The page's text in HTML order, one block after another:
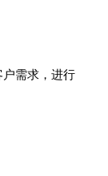
需求，进行